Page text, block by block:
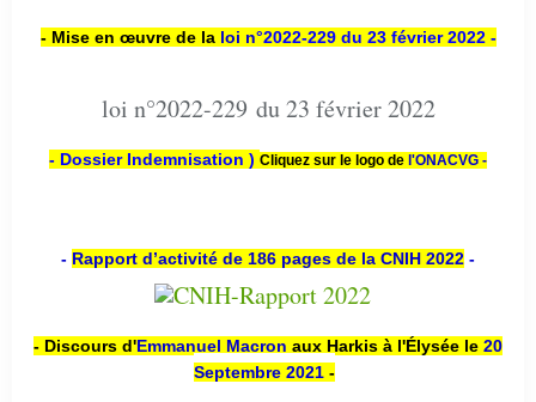
- Mise en œuvre de la loi n°2022-229 du 23 février 2022 -
loi n°2022-229 du 23 février 2022
- Dossier Indemnisation ) Cliquez sur le logo de l'ONACVG -
- Rapport d’activité de 186 pages de la CNIH 2022 -
- Discours d'Emmanuel Macron aux Harkis à l'Élysée le 20
Septembre 2021 -